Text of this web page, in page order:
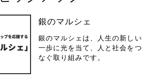
銀のマルシェ
銀のマルシェは、人生の新しい
一歩に光を当て、人と社会をつ
なぐ取り組みです。